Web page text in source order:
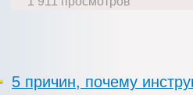
5 причин, почему